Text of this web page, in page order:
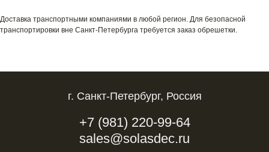
Доставка транспортными компаниями в любой регион. Для безопасной
транспортировки вне Санкт-Петербурга требуется заказ обрешетки.
г. Санкт-Петербург, Россия
+7 (981) 220-99-64
sales@solasdec.ru